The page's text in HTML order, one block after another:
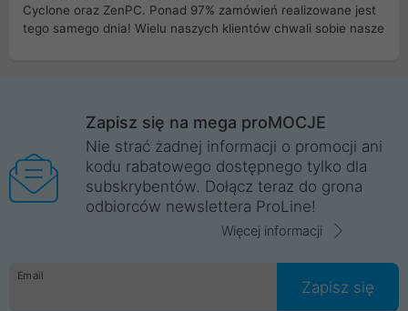
Cyclone oraz ZenPC. Ponad 97% zamówień realizowane jest
tego samego dnia! Wielu naszych klientów chwali sobie nasze
Wrocław, Poznań, Legnica, Katowice, Gliwice, Kalisz, Bytom,
Trzebnica, Opole. Szybka i profesjonalna obsługa!
ProLine to polska firma ze 100% polskim kapitałem. Działamy
legalnie i płacimy podatki w naszym kraju! Posiadamy siedzibę
główną w Mirkowie oraz salony na terenie kraju. Cała
komunikacja ze sklepem komputerowym ProLine jest
danych osobowych. Dlatego zakup notebooka albo laptopa w
ProLine to czysta przyjemność i pełne bezpieczeństwo.
Zaopatrzysz się u nas w akcesoria i części komputerowe
Zapisz się na mega proMOCJE
Nie strać żadnej informacji o promocji ani
kodu rabatowego dostępnego tylko dla
subskrybentów. Dołącz teraz do grona
odbiorców newslettera ProLine!
Więcej informacji
Email
Zapisz się